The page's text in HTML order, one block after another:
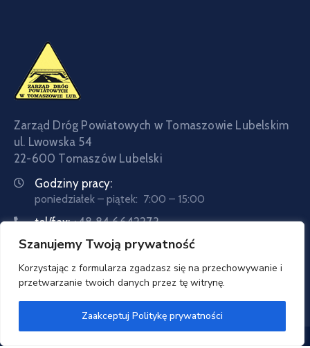
Szanujemy Twoją prywatność
Korzystając z formularza zgadzasz się na przechowywanie i
przetwarzanie twoich danych przez tę witrynę.
Zaakceptuj Politykę prywatności
Zarząd Dróg Powiatowych w Tomaszowie Lubelskim
ul. Lwowska 54
22-600 Tomaszów Lubelski
Godziny pracy:
poniedziałek – piątek: 7:00 – 15:00
tel/fax:+48 84 6642273
tel:+48 84 6642057
Email:sekretariat@zdptomaszow.pl